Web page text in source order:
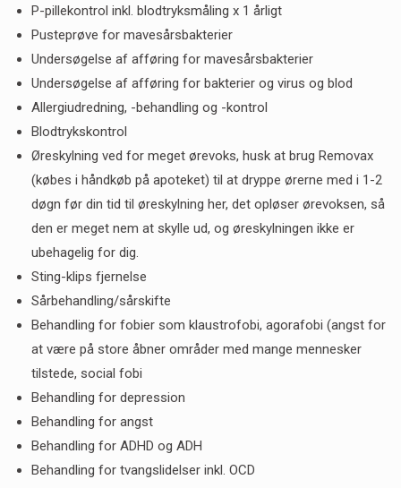
P-pillekontrol inkl. blodtryksmåling x 1 årligt
Pusteprøve for mavesårsbakterier
Undersøgelse af afføring for mavesårsbakterier
Undersøgelse af afføring for bakterier og virus og blod
Allergiudredning, -behandling og -kontrol
Blodtrykskontrol
Øreskylning ved for meget ørevoks, husk at brug Removax
(købes i håndkøb på apoteket) til at dryppe ørerne med i 1-2
døgn før din tid til øreskylning her, det opløser ørevoksen, så
den er meget nem at skylle ud, og øreskylningen ikke er
ubehagelig for dig.
Sting-klips fjernelse
Sårbehandling/sårskifte
Behandling for fobier som klaustrofobi, agorafobi (angst for
at være på store åbner områder med mange mennesker
tilstede, social fobi
Behandling for depression
Behandling for angst
Behandling for ADHD og ADH
Behandling for tvangslidelser inkl. OCD